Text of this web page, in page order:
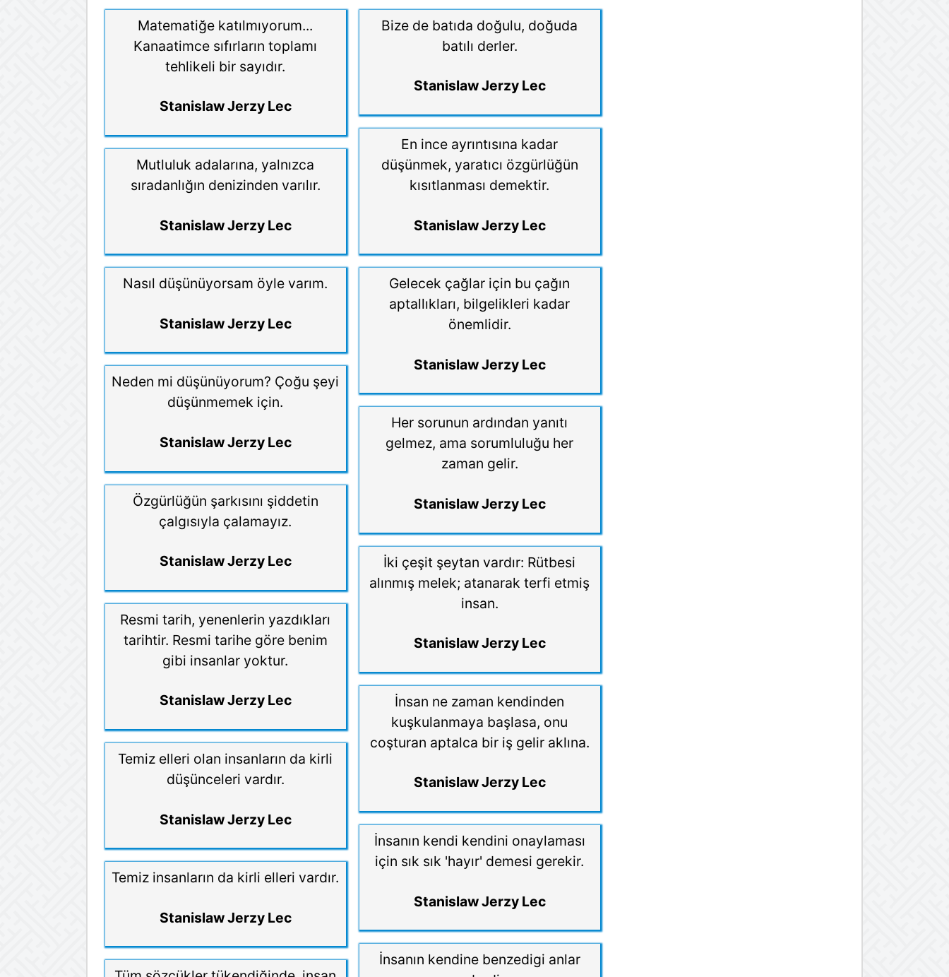
Matematiğe katılmıyorum...
Kanaatimce sıfırların toplamı
tehlikeli bir sayıdır.
Stanislaw Jerzy Lec
Mutluluk adalarına, yalnızca
sıradanlığın denizinden varılır.
Stanislaw Jerzy Lec
Nasıl düşünüyorsam öyle varım.
Stanislaw Jerzy Lec
Neden mi düşünüyorum? Çoğu şeyi
düşünmemek için.
Stanislaw Jerzy Lec
Özgürlüğün şarkısını şiddetin
çalgısıyla çalamayız.
Stanislaw Jerzy Lec
Resmi tarih, yenenlerin yazdıkları
tarihtir. Resmi tarihe göre benim
gibi insanlar yoktur.
Stanislaw Jerzy Lec
Temiz elleri olan insanların da kirli
düşünceleri vardır.
Stanislaw Jerzy Lec
Temiz insanların da kirli elleri vardır.
Stanislaw Jerzy Lec
Bize de batıda doğulu, doğuda
batılı derler.
Stanislaw Jerzy Lec
En ince ayrıntısına kadar
düşünmek, yaratıcı özgürlüğün
kısıtlanması demektir.
Stanislaw Jerzy Lec
Gelecek çağlar için bu çağın
aptallıkları, bilgelikleri kadar
önemlidir.
Stanislaw Jerzy Lec
Her sorunun ardından yanıtı
gelmez, ama sorumluluğu her
zaman gelir.
Stanislaw Jerzy Lec
İki çeşit şeytan vardır: Rütbesi
alınmış melek; atanarak terfi etmiş
insan.
Stanislaw Jerzy Lec
İnsan ne zaman kendinden
kuşkulanmaya başlasa, onu
coşturan aptalca bir iş gelir aklına.
Stanislaw Jerzy Lec
İnsanın kendi kendini onaylaması
için sık sık 'hayır' demesi gerekir.
Stanislaw Jerzy Lec
İnsanın kendine benzedigi anlar